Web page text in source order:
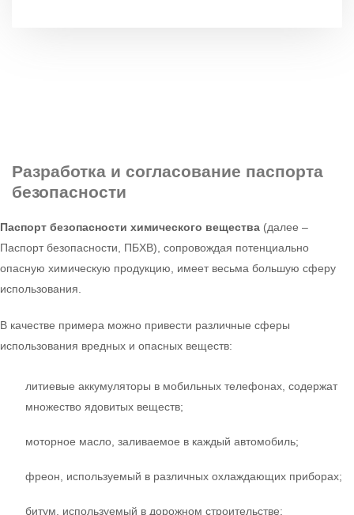
Разработка и согласование паспорта
безопасности
Паспорт безопасности химического вещества (далее –
Паспорт безопасности, ПБХВ), сопровождая потенциально
опасную химическую продукцию, имеет весьма большую сферу
использования.
В качестве примера можно привести различные сферы
использования вредных и опасных веществ:
литиевые аккумуляторы в мобильных телефонах, содержат
множество ядовитых веществ;
моторное масло, заливаемое в каждый автомобиль;
фреон, используемый в различных охлаждающих приборах;
битум, используемый в дорожном строительстве;